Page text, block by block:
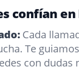
confían
Cada
Te
con dudas